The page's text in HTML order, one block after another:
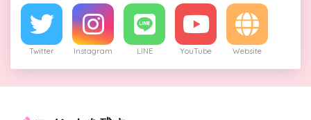
Twitter Instagram LINE YouTube Website